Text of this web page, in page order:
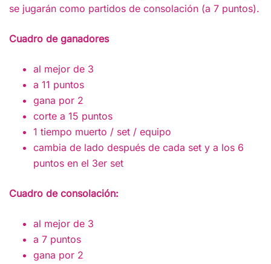
se jugarán como partidos de consolación (a 7 puntos).
Cuadro de ganadores
al mejor de 3
a 11 puntos
gana por 2
corte a 15 puntos
1 tiempo muerto / set / equipo
cambia de lado después de cada set y a los 6
puntos en el 3er set
Cuadro de consolación:
al mejor de 3
a 7 puntos
gana por 2